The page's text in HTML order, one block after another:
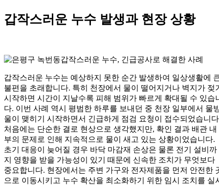
갑작스러운 누수 발생과 현장 상황
갑작스러운 누수는 예상하지 못한 순간 발생하여 일상생활에
불편을 초래합니다. 특히 천장에서 물이 떨어지거나 벽지가 젖
시작하면 시간이 지날수록 피해 범위가 빠르게 확대될 수 있습
다. 이번 사례 역시 평범한 하루를 보내던 중 천장 일부에서 물
울이 맺히기 시작하면서 긴급하게 점검 요청이 접수되었습니
처음에는 단순한 결로 현상으로 생각했지만, 확인 결과 배관 내
부의 문제로 인해 지속적으로 물이 새고 있는 상황이었습니다.
초기 대응이 늦어질 경우 바닥 마감재 손상은 물론 전기 설비까
지 영향을 받을 가능성이 있기 때문에 신속한 조치가 무엇보다
중요합니다. 현장에서는 주변 가구와 전자제품을 먼저 안전한
으로 이동시키고 누수 확산을 최소화하기 위한 임시 조치를 실